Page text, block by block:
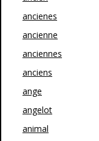
ancienes
ancienne
anciennes
anciens
ange
angelot
animal